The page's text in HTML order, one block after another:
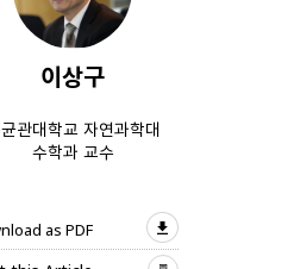
이상구
관대학교 자연과학대
수학과 교수
as PDF